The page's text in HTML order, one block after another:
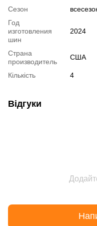
Сезон
Год
изготовления
шин
2024
Страна
производитель
США
Кількість 4
Відгуки